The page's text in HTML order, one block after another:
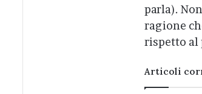
parla).
ragione
rispetto al
Articoli